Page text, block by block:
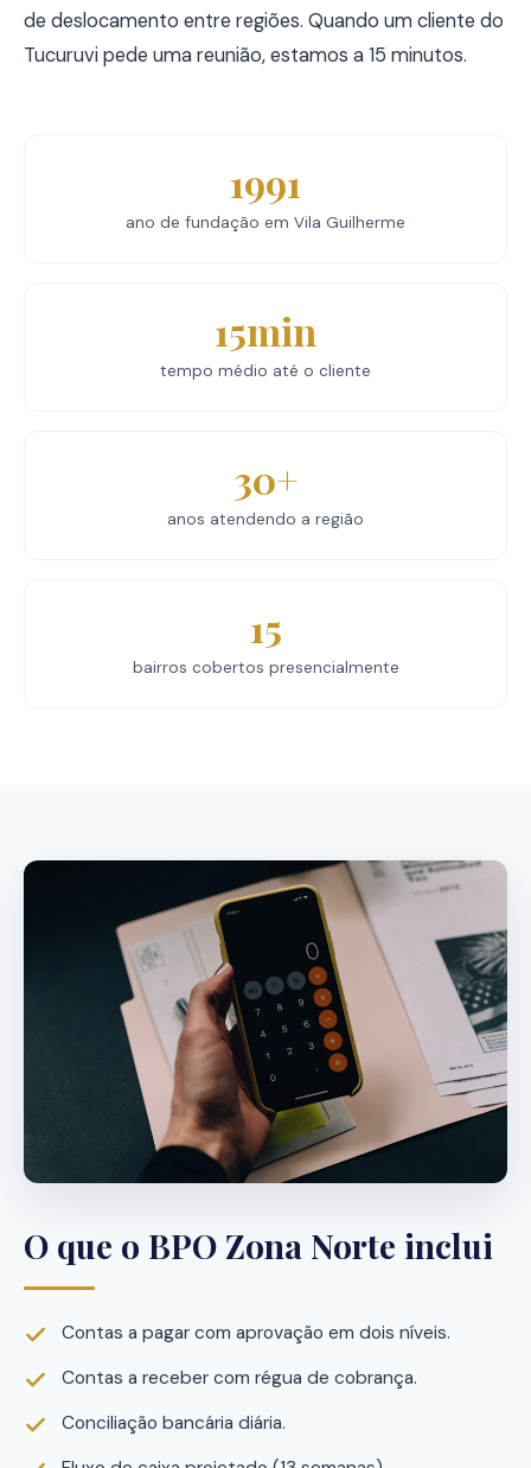
de deslocamento entre regiões. Quando um cliente do
Tucuruvi pede uma reunião, estamos a 15 minutos.
1991
ano de fundação em Vila Guilherme
15min
tempo médio até o cliente
30+
anos atendendo a região
15
bairros cobertos presencialmente
O que o BPO Zona Norte inclui
Contas a pagar com aprovação em dois níveis.
Contas a receber com régua de cobrança.
Conciliação bancária diária.